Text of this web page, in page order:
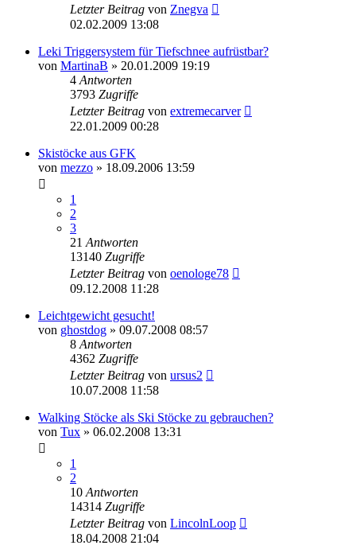
Letzter Beitrag von Znegva
02.02.2009 13:08
Leki Triggersystem für Tiefschnee aufrüstbar?
von MartinaB » 20.01.2009 19:19
4 Antworten
3793 Zugriffe
Letzter Beitrag von extremecarver
22.01.2009 00:28
Skistöcke aus GFK
von mezzo » 18.09.2006 13:59
1
2
3
21 Antworten
13140 Zugriffe
Letzter Beitrag von oenologe78
09.12.2008 11:28
Leichtgewicht gesucht!
von ghostdog » 09.07.2008 08:57
8 Antworten
4362 Zugriffe
Letzter Beitrag von ursus2
10.07.2008 11:58
Walking Stöcke als Ski Stöcke zu gebrauchen?
von Tux » 06.02.2008 13:31
1
2
10 Antworten
14314 Zugriffe
Letzter Beitrag von LincolnLoop
18.04.2008 21:04